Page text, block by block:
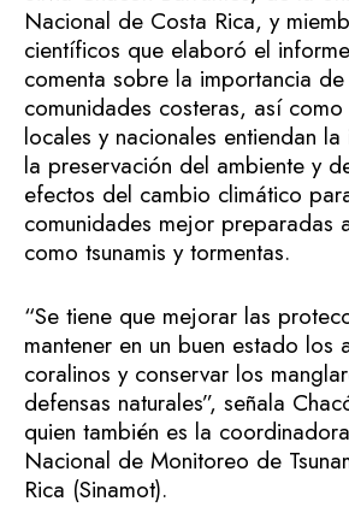
Nacional de Costa Rica, y
científicos que elaboró el
comenta sobre la importancia
comunidades costeras, así
locales y nacionales entiendan
la preservación del ambiente y
efectos del cambio climático
comunidades mejor preparadas
como tsunamis y tormentas.
“Se tiene que mejorar las
mantener en un buen estado los
coralinos y conservar los
defensas naturales”, señala
quien también es la
Nacional de Monitoreo de
Rica (Sinamot).